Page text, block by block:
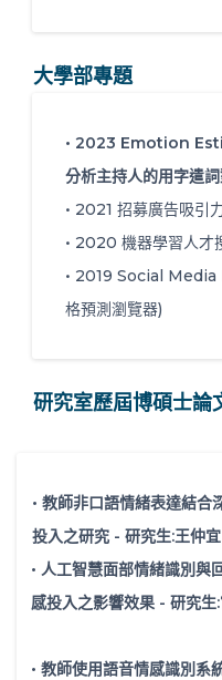
大學部專題
• 2023 Emotion
分析主持人的用字遣
• 2021 招募廣告吸引
• 2020 機器學習人才
• 2019 Social Media
格預測瀏覽器)
研究室歷屆博碩士論
• 教師非口語情緒表達結合
投入之研究 - 研究生:王仲宜
• 人工智慧面部情緒識別與
感投入之影響效果 - 研究生:
• 教師使用語音情感識別系